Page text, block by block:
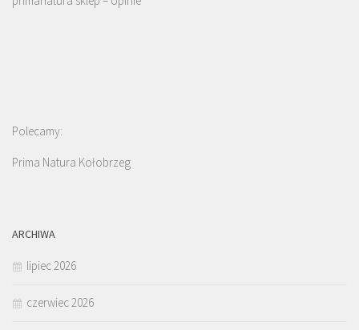
Polecamy:
Prima Natura Kołobrzeg
ARCHIWA
lipiec 2026
czerwiec 2026